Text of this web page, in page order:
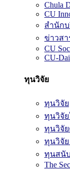
Chula
CU
สำนัก
ข่าวสา
CU
CU-
ทุนวิจัย
ทุนวิจัย
ทุนวิจัย
ทุนวิจัย
ทุนวิจัย
ทุนสนั
The